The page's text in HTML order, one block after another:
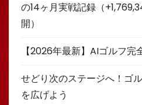
の14ヶ月実戦記録（
開）
【2026年最新】AIゴルフ完
せどり次のステージへ！ゴ
を広げよう